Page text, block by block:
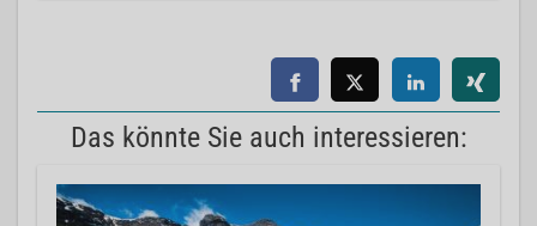
Das könnte Sie auch interessieren: